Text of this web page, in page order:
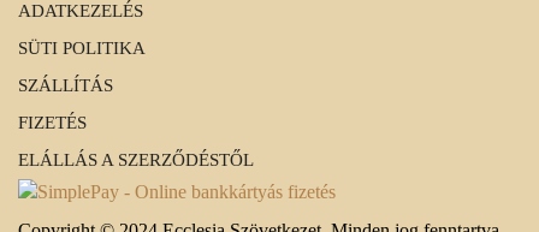
ADATKEZELÉS
SÜTI POLITIKA
SZÁLLÍTÁS
FIZETÉS
ELÁLLÁS A SZERZŐDÉSTŐL